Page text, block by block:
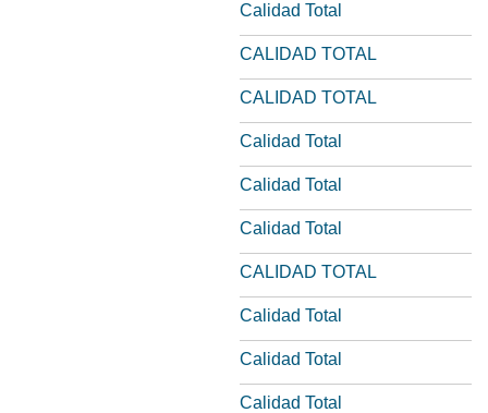
Calidad Total
CALIDAD TOTAL
CALIDAD TOTAL
Calidad Total
Calidad Total
Calidad Total
CALIDAD TOTAL
Calidad Total
Calidad Total
Calidad Total